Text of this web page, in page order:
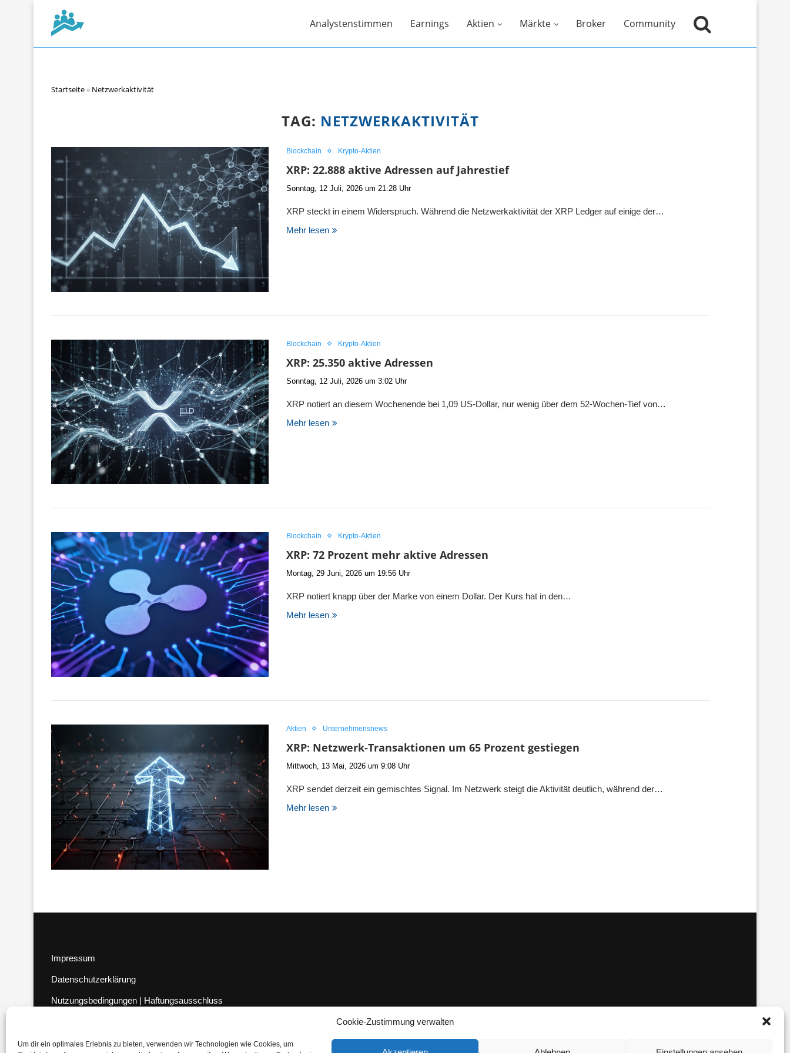
Cookie-Zustimmung verwalten
Um dir ein optimales Erlebnis zu bieten, verwenden wir Technologien wie Cookies, um
Analystenstimmen Earnings Aktien Märkte Broker Community
Startseite» Netzwerkaktivität
TAG: NETZWERKAKTIVITÄT
Blockchain Krypto-Aktien
XRP: 22.888 aktive Adressen auf Jahrestief
Sonntag, 12 Juli, 2026 um 21:28 Uhr
XRP steckt in einem Widerspruch. Während die Netzwerkaktivität der XRP Ledger auf einige der…
Mehr lesen
Blockchain Krypto-Aktien
XRP: 25.350 aktive Adressen
Sonntag, 12 Juli, 2026 um 3:02 Uhr
XRP notiert an diesem Wochenende bei 1,09 US-Dollar, nur wenig über dem 52-Wochen-Tief von…
Mehr lesen
Blockchain Krypto-Aktien
XRP: 72 Prozent mehr aktive Adressen
Montag, 29 Juni, 2026 um 19:56 Uhr
XRP notiert knapp über der Marke von einem Dollar. Der Kurs hat in den…
Mehr lesen
Aktien Unternehmensnews
XRP: Netzwerk-Transaktionen um 65 Prozent gestiegen
Mittwoch, 13 Mai, 2026 um 9:08 Uhr
XRP sendet derzeit ein gemischtes Signal. Im Netzwerk steigt die Aktivität deutlich, während der…
Mehr lesen
Impressum
Datenschutzerklärung
Nutzungsbedingungen | Haftungsausschluss
Compliance Regeln|AGB